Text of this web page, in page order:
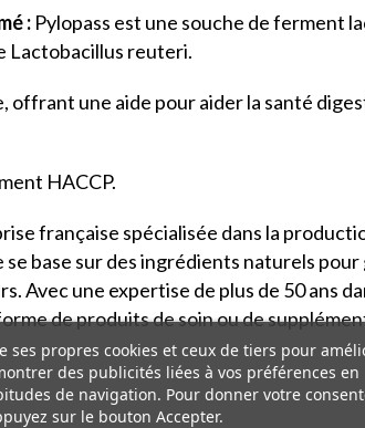
: Pylopass est une souche de ferment
Lactobacillus reuteri.
une aide pour aider la santé
HACCP.
française spécialisée dans la
base sur des ingrédients naturels
Avec une expertise de plus de 50 ans
de produits de soin ou de
ses propres cookies et ceux de tiers pour
des publicités liées à vos préférences en
de navigation. Pour donner votre
sur le bouton Accepter.